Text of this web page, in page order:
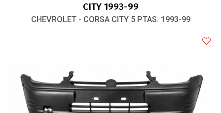
CITY 1993-99
CHEVROLET - CORSA CITY 5 PTAS. 1993-99